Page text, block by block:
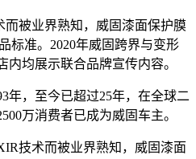
被业界熟知，威固漆面保护膜
标准。2020年威固跨界与变形
均展示联合品牌宣传内容。
年，至今已超过25年，在全球二
万消费者已成为威固车主。
技术而被业界熟知，威固漆面